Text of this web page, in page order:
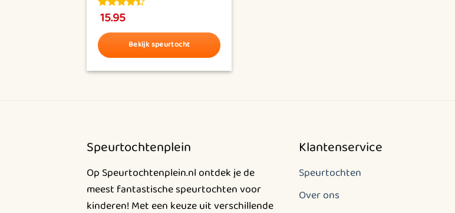
4.38out
of 5
15.95
Bekijk speurtocht
optie
kan
gekozen
worden
Speurtochtenplein
Op Speurtochtenplein.nl ontdek je de
meest fantastische speurtochten voor
kinderen! Met een keuze uit verschillende
Klantenservice
Speurtochten
Over ons